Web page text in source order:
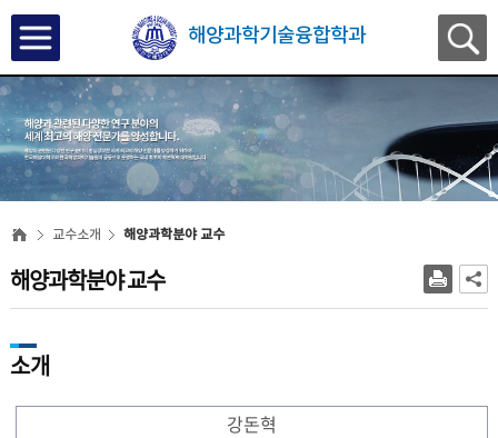
해양과학기술융합학과
교수소개 해양과학분야 교수
해양과학분야 교수
소개
강돈혁